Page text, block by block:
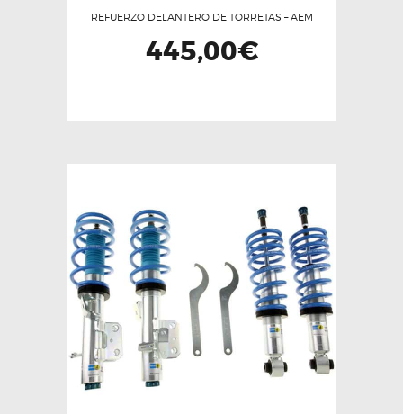
REFUERZO DELANTERO DE TORRETAS – AEM
445,00€